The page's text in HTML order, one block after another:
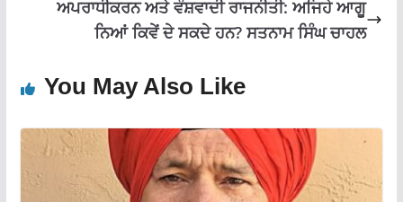
ਅਪਰਾਧੀਕਰਨ ਅਤੇ ਵੰਸ਼ਵਾਦੀ ਰਾਜਨੀਤੀ: ਅਜਿਹੇ ਆਗੂ
ਨਿਆਂ ਕਿਵੇਂ ਦੇ ਸਕਦੇ ਹਨ? ਸਤਨਾਮ ਸਿੰਘ ਚਾਹਲ
You May Also Like